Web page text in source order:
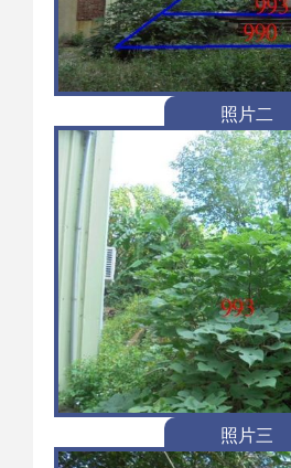
照片二
照片三